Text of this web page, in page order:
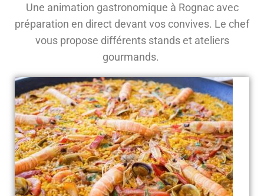
Une animation gastronomique à Rognac avec
préparation en direct devant vos convives. Le chef
vous propose différents stands et ateliers
gourmands.